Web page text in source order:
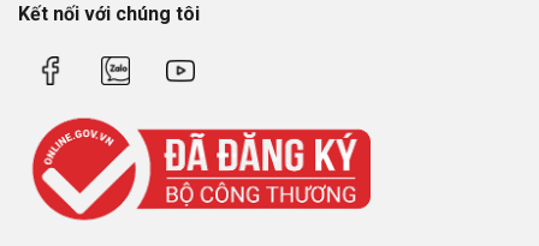
Kết nối với chúng tôi